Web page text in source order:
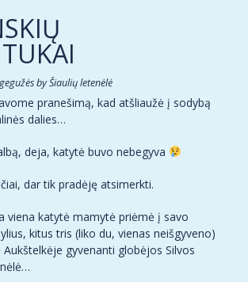
byŠiaulių letenėlė
pranešimą, kad atšliaužė į sodybą
dalies…
deja, katytė buvo nebegyva
dar tik pradėję atsimerkti.
viena katytė mamytė priėmė į savo
kitus tris (liko du, vienas neišgyveno)
Aukštelkėje gyvenanti globėjos Silvos